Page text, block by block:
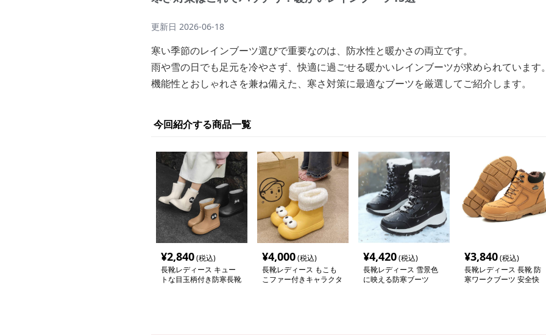
更新日 2026-06-18
寒い季節のレインブーツ選びで重要なのは、防水性と暖かさの両立です。
雨や雪の日でも足元を冷やさず、快適に過ごせる暖かいレインブーツが求められています。
機能性とおしゃれさを兼ね備えた、寒さ対策に最適なブーツを厳選してご紹介します。
今回紹介する商品一覧
¥2,840(税込)
長靴レディース キュー
トな目玉柄付き防寒長靴
¥4,000(税込)
長靴レディース もこも
こファー付きキャラクタ
¥4,420(税込)
長靴レディース 雪景色
に映える防寒ブーツ
¥3,840(税込)
長靴レディース 長靴 防
寒ワークブーツ 安全快